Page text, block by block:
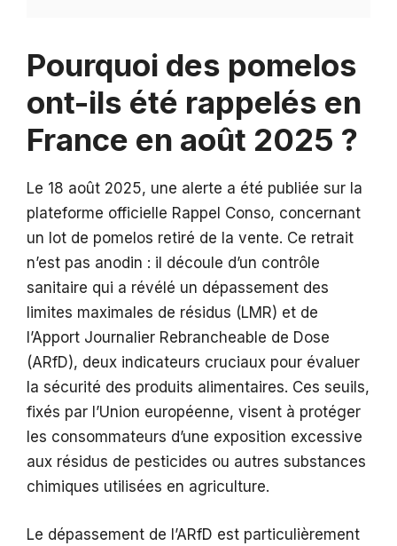
Pourquoi des pomelos
ont-ils été rappelés en
France en août 2025 ?
Le 18 août 2025, une alerte a été publiée sur la
plateforme officielle Rappel Conso, concernant
un lot de pomelos retiré de la vente. Ce retrait
n’est pas anodin : il découle d’un contrôle
sanitaire qui a révélé un dépassement des
limites maximales de résidus (LMR) et de
l’Apport Journalier Rebrancheable de Dose
(ARfD), deux indicateurs cruciaux pour évaluer
la sécurité des produits alimentaires. Ces seuils,
fixés par l’Union européenne, visent à protéger
les consommateurs d’une exposition excessive
aux résidus de pesticides ou autres substances
chimiques utilisées en agriculture.
Le dépassement de l’ARfD est particulièrement